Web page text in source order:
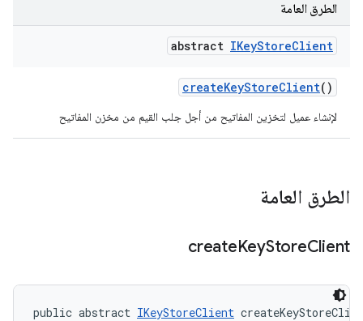
الطرق العامة
abstract IKeyStoreClient
createKeyStoreClient()
لإنشاء عميل لتخزين المفاتيح من أجل جلب القيم من مخزن المفاتيح
الطرق العامة
createKeyStoreClient
public abstract IKeyStoreClient